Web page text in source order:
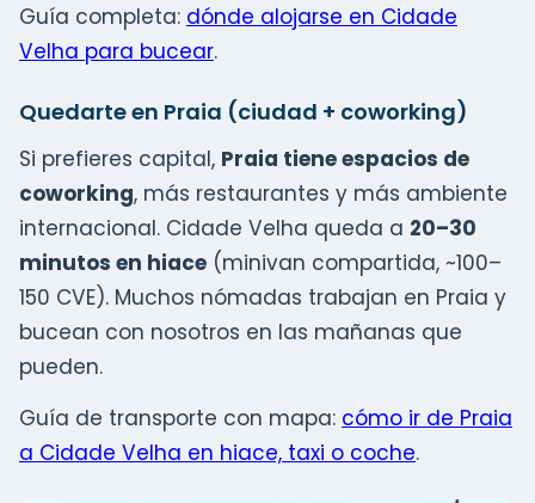
Guía completa: dónde alojarse en Cidade
Velha para bucear.
Quedarte en Praia (ciudad + coworking)
Si prefieres capital, Praia tiene espacios de
coworking, más restaurantes y más ambiente
internacional. Cidade Velha queda a 20–30
minutos en hiace (minivan compartida, ~100–
150 CVE). Muchos nómadas trabajan en Praia y
bucean con nosotros en las mañanas que
pueden.
Guía de transporte con mapa: cómo ir de Praia
a Cidade Velha en hiace, taxi o coche.